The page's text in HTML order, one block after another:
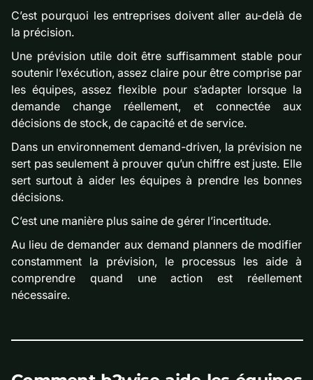
C’est pourquoi les entreprises doivent aller au-delà de
la précision.
Une prévision utile doit être suffisamment stable pour
soutenir l’exécution, assez claire pour être comprise par
les équipes, assez flexible pour s’adapter lorsque la
demande change réellement, et connectée aux
décisions de stock, de capacité et de service.
Dans un environnement demand-driven, la prévision ne
sert pas seulement à prouver qu’un chiffre est juste. Elle
sert surtout à aider les équipes à prendre les bonnes
décisions.
C’est une manière plus saine de gérer l’incertitude.
Au lieu de demander aux demand planners de modifier
constamment la prévision, le processus les aide à
comprendre quand une action est réellement
nécessaire.